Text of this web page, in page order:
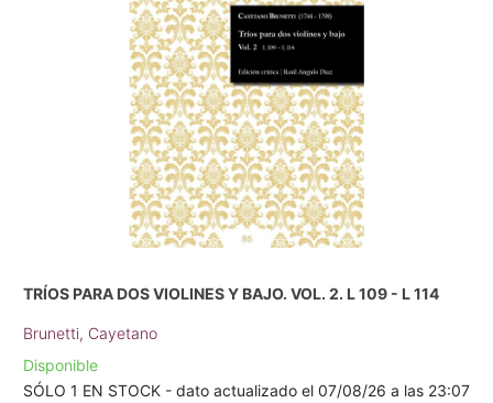
TRÍOS PARA DOS VIOLINES Y BAJO. VOL. 2. L 109 - L 114
Brunetti, Cayetano
Disponible
SÓLO 1 EN STOCK - dato actualizado el 07/08/26 a las 23:07